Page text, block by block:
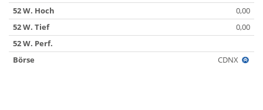
52 W. Hoch
0,00
52 W. Tief
0,00
52 W. Perf.
Börse
CDNX